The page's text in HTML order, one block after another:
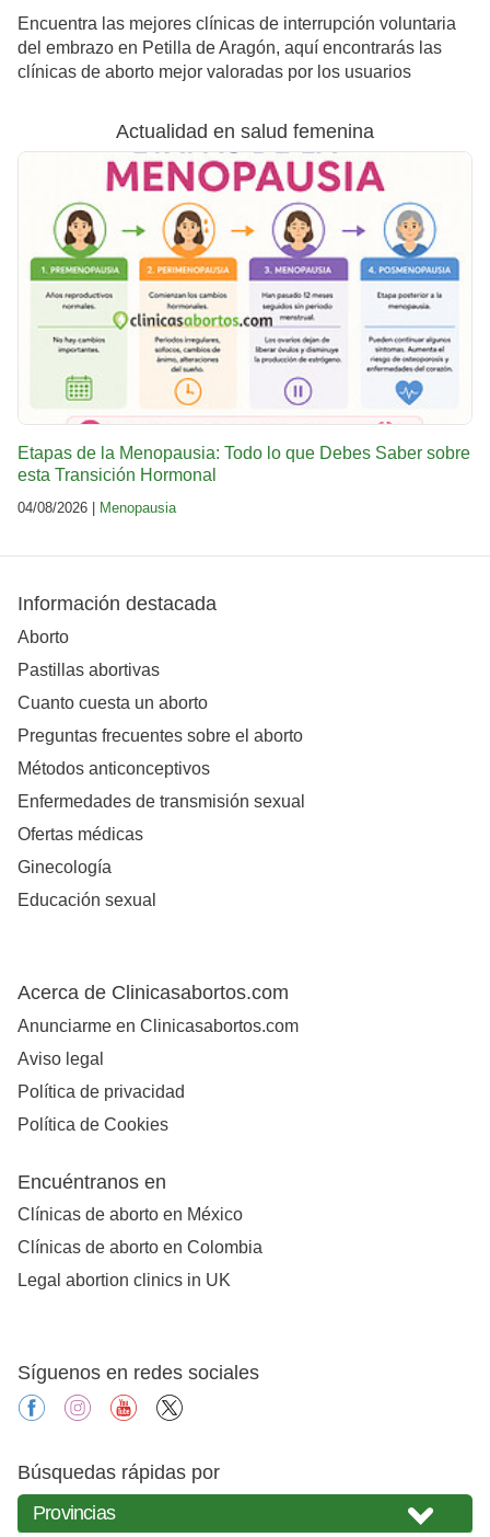
Encuentra las mejores clínicas de interrupción voluntaria
del embrazo en Petilla de Aragón, aquí encontrarás las
clínicas de aborto mejor valoradas por los usuarios
Actualidad en salud femenina
Etapas de la Menopausia: Todo lo que Debes Saber sobre
esta Transición Hormonal
04/08/2026 | Menopausia
Información destacada
Aborto
Pastillas abortivas
Cuanto cuesta un aborto
Preguntas frecuentes sobre el aborto
Métodos anticonceptivos
Enfermedades de transmisión sexual
Ofertas médicas
Ginecología
Educación sexual
Acerca de Clinicasabortos.com
Anunciarme en Clinicasabortos.com
Aviso legal
Política de privacidad
Política de Cookies
Encuéntranos en
Clínicas de aborto en México
Clínicas de aborto en Colombia
Legal abortion clinics in UK
Síguenos en redes sociales
facebookinstagramyoutube
Búsquedas rápidas por